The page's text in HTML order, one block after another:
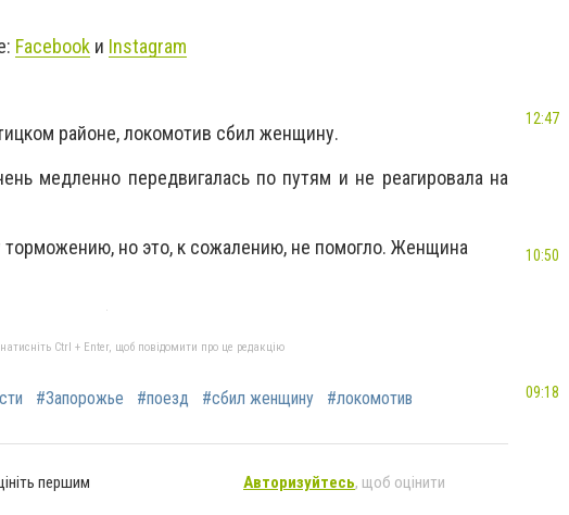
Facebook и Instagram
районе, локомотив сбил женщину.
медленно передвигалась по путям и не реагировала на
но это, к сожалению, не помогло. Женщина
Ctrl + Enter, щоб повідомити про це редакцію
#Запорожье #поезд #сбил женщину #локомотив
першим Авторизуйтесь, щоб оцінити
12:47
10:50
09:18